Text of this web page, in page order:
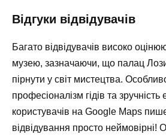
Відгуки відвідувачів
Багато відвідувачів високо
музею, зазначаючи, що палац
пірнути у світ мистецтва.
професіоналізм гідів та зручність
користувачів на Google Maps
відвідування просто неймовірні!